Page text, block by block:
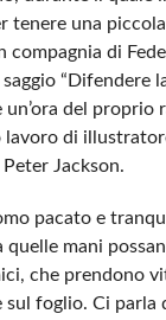
tenere una
compagnia di
“Difendere
del proprio
lavoro di
Jackson.
pacato e
quelle mani
che prendono
foglio. Ci parla